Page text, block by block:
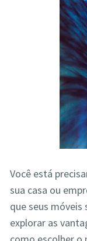
Você está
sua casa ou
que seus
explorar as